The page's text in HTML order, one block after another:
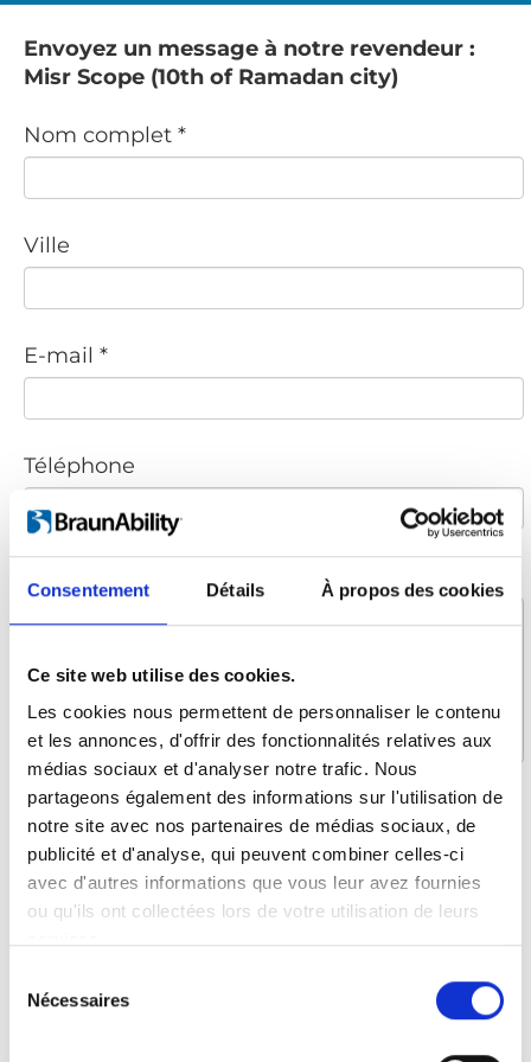
Consentement Détails À propos des cookies
Ce site web utilise des cookies.
Les cookies nous permettent de personnaliser le contenu
et les annonces, d'offrir des fonctionnalités relatives aux
médias sociaux et d'analyser notre trafic. Nous
partageons également des informations sur l'utilisation de
notre site avec nos partenaires de médias sociaux, de
publicité et d'analyse, qui peuvent combiner celles-ci
avec d'autres informations que vous leur avez fournies
ou qu'ils ont collectées lors de votre utilisation de leurs
Nécessaires
Envoyez un message à notre revendeur :
Misr Scope (10th of Ramadan city)
Nom complet *
Ville
E-mail *
Téléphone
Qu’est-ce qui vous intéresse ?
Assise dans le véhicule
Levage et arrimage
Conduite autonome
Planchers et Sièges